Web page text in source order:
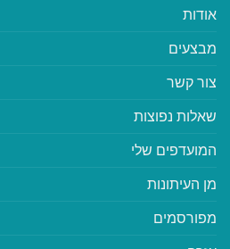
אודות
מבצעים
צור קשר
שאלות נפוצות
המועדפים שלי
מן העיתונות
מפורסמים